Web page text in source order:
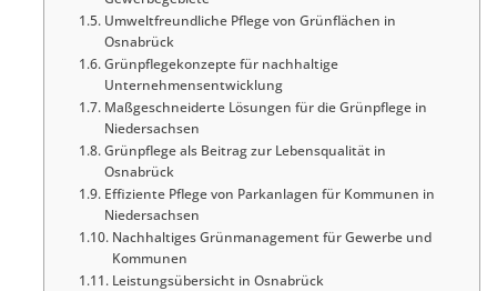
Umweltfreundliche Pflege von Grünflächen in
Osnabrück
Grünpflegekonzepte für nachhaltige
Unternehmensentwicklung
Maßgeschneiderte Lösungen für die Grünpflege in
Niedersachsen
Grünpflege als Beitrag zur Lebensqualität in
Osnabrück
Effiziente Pflege von Parkanlagen für Kommunen in
Niedersachsen
Nachhaltiges Grünmanagement für Gewerbe und
Kommunen
Leistungsübersicht in Osnabrück